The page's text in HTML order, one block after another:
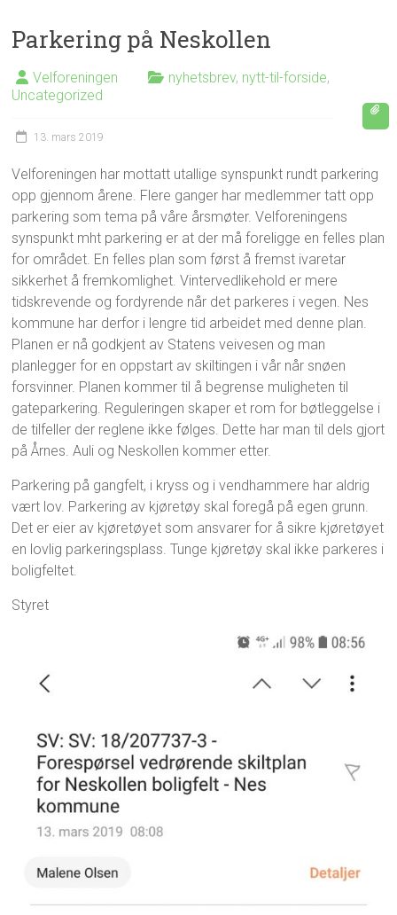
Parkering på Neskollen
Velforeningen nyhetsbrev, nytt-til-forside,
Uncategorized
13. mars 2019
Velforeningen har mottatt utallige synspunkt rundt parkering
opp gjennom årene. Flere ganger har medlemmer tatt opp
parkering som tema på våre årsmøter. Velforeningens
synspunkt mht parkering er at der må foreligge en felles plan
for området. En felles plan som først å fremst ivaretar
sikkerhet å fremkomlighet. Vintervedlikehold er mere
tidskrevende og fordyrende når det parkeres i vegen. Nes
kommune har derfor i lengre tid arbeidet med denne plan.
Planen er nå godkjent av Statens veivesen og man
planlegger for en oppstart av skiltingen i vår når snøen
forsvinner. Planen kommer til å begrense muligheten til
gateparkering. Reguleringen skaper et rom for bøtleggelse i
de tilfeller der reglene ikke følges. Dette har man til dels gjort
på Årnes. Auli og Neskollen kommer etter.
Parkering på gangfelt, i kryss og i vendhammere har aldrig
vært lov. Parkering av kjøretøy skal foregå på egen grunn.
Det er eier av kjøretøyet som ansvarer for å sikre kjøretøyet
en lovlig parkeringsplass. Tunge kjøretøy skal ikke parkeres i
boligfeltet.
Styret